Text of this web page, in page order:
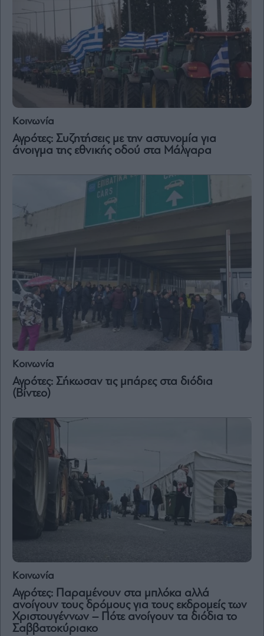
apply.
Κοινωνία
Αγρότες: Συζητήσεις με την αστυνομία για
άνοιγμα της εθνικής οδού στα Μάλγαρα
Κοινωνία
Αγρότες: Σήκωσαν τις μπάρες στα διόδια
(Βίντεο)
Κοινωνία
Αγρότες: Παραμένουν στα μπλόκα αλλά
ανοίγουν τους δρόμους για τους εκδρομείς των
Χριστουγέννων – Πότε ανοίγουν τα διόδια το
Σαββατοκύριακο